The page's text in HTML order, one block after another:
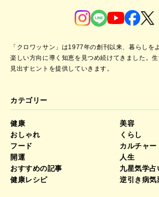
「クロワッサン」は1977年の創刊以来、暮らしを
楽しい方向に導く知恵を見つめ続けてきました。
見出すヒントを提供していきます。
カテゴリー
健康
美容
おしゃれ
くらし
フード
カルチャー
開運
人生
おすすめの記事
九星気学占
健康レシピ
逆引き病気